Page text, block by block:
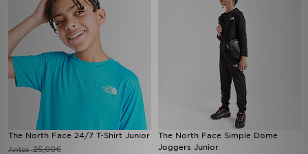
The North Face 24/7 T-Shirt Junior
Antes25,00€
The North Face Simple Dome
Joggers Junior